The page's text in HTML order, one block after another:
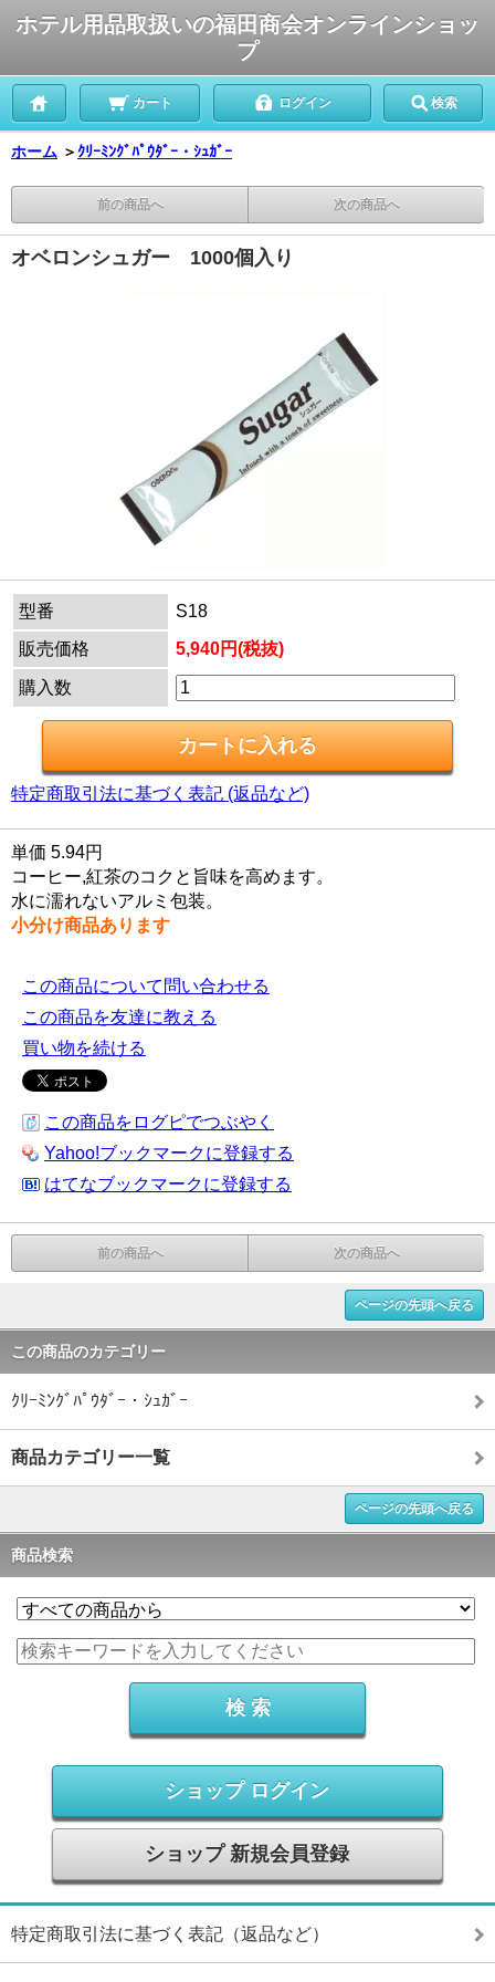
ホテル用品取扱いの福田商会オンラインショッ
プ
カート ログイン 検索
ホーム ＞ｸﾘｰﾐﾝｸﾞﾊﾟｳﾀﾞｰ・ｼｭｶﾞｰ
前の商品へ 次の商品へ
オベロンシュガー 1000個入り
型番
S18
販売価格
5,940円(税抜)
購入数
特定商取引法に基づく表記 (返品など)
単価 5.94円
コーヒー,紅茶のコクと旨味を高めます。
水に濡れないアルミ包装。
小分け商品あります
この商品について問い合わせる
この商品を友達に教える
買い物を続ける
この商品をログピでつぶやく
Yahoo!ブックマークに登録する
はてなブックマークに登録する
前の商品へ 次の商品へ
ページの先頭へ戻る
この商品のカテゴリー
ｸﾘｰﾐﾝｸﾞﾊﾟｳﾀﾞｰ・ｼｭｶﾞｰ
商品カテゴリー一覧
ページの先頭へ戻る
商品検索
ショップ ログイン
ショップ 新規会員登録
特定商取引法に基づく表記（返品など）